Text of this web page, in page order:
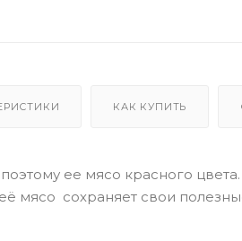
КАК КУПИТЬ
ее мясо красного
мясо сохраняет свои